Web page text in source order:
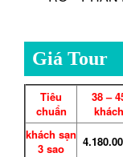
Giá Tour
Tiêu
chuẩn
38 –
khách
khách sạn
3 sao